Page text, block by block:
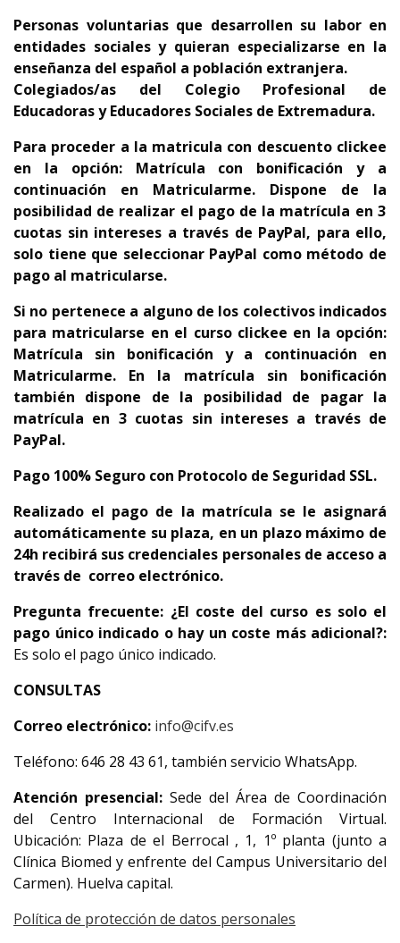
Personas voluntarias que desarrollen su labor en
entidades sociales y quieran especializarse en la
enseñanza del español a población extranjera.
Colegiados/as del Colegio Profesional de
Educadoras y Educadores Sociales de Extremadura.
Para proceder a la matricula con descuento clickee
en la opción: Matrícula con bonificación y a
continuación en Matricularme. Dispone de la
posibilidad de realizar el pago de la matrícula en 3
cuotas sin intereses a través de PayPal, para ello,
solo tiene que seleccionar PayPal como método de
pago al matricularse.
Si no pertenece a alguno de los colectivos indicados
para matricularse en el curso clickee en la opción:
Matrícula sin bonificación y a continuación en
Matricularme. En la matrícula sin bonificación
también dispone de la posibilidad de pagar la
matrícula en 3 cuotas sin intereses a través de
PayPal.
Pago 100% Seguro con Protocolo de Seguridad SSL.
Realizado el pago de la matrícula se le asignará
automáticamente su plaza, en un plazo máximo de
24h recibirá sus credenciales personales de acceso a
través de correo electrónico.
Pregunta frecuente: ¿El coste del curso es solo el
pago único indicado o hay un coste más adicional?:
Es solo el pago único indicado.
CONSULTAS
Correo electrónico: info@cifv.es
Teléfono: 646 28 43 61, también servicio WhatsApp.
Atención presencial: Sede del Área de Coordinación
del Centro Internacional de Formación Virtual.
Ubicación: Plaza de el Berrocal , 1, 1º planta (junto a
Clínica Biomed y enfrente del Campus Universitario del
Carmen). Huelva capital.
Política de protección de datos personales